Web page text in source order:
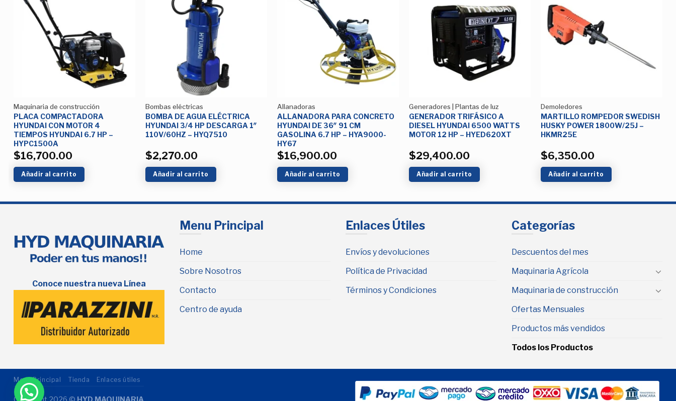
deseos
Maquinaria de construcción
PLACA COMPACTADORA
HYUNDAI CON MOTOR 4
TIEMPOS HYUNDAI 6.7 HP –
HYPC1500A
$16,700.00
Añadir al carrito
Bombas eléctricas
BOMBA DE AGUA ELÉCTRICA
HYUNDAI 3/4 HP DESCARGA 1″
110V/60HZ – HYQ7510
$2,270.00
Añadir al carrito
Allanadoras
ALLANADORA PARA CONCRETO
HYUNDAI DE 36″ 91 CM
GASOLINA 6.7 HP – HYA9000-
HY67
$16,900.00
Añadir al carrito
Añadir
a la
Lista de
deseos
Generadores | Plantas de luz
GENERADOR TRIFÁSICO A
DIESEL HYUNDAI 6500 WATTS
MOTOR 12 HP – HYED620XT
$29,400.00
Añadir al carrito
Demoledores
MARTILLO ROMPEDOR SWEDISH
HUSKY POWER 1800W/25J –
HKMR25E
$6,350.00
Añadir al carrito
Conoce nuestra nueva Línea
Menu Principal
Home
Sobre Nosotros
Contacto
Centro de ayuda
Enlaces Útiles
Envíos y devoluciones
Política de Privacidad
Términos y Condiciones
Categorías
Descuentos del mes
Maquinaria Agrícola
Maquinaria de construcción
Ofertas Mensuales
Productos más vendidos
Todos los Productos
Menu Principal Tienda Enlaces útiles